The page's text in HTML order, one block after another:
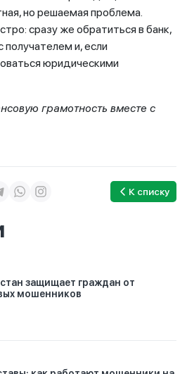
но решаемая проблема.
сразу же обратиться в банк,
получателем и, если
юридическими
грамотность вместе с
К списку
защищает граждан от
мошенников